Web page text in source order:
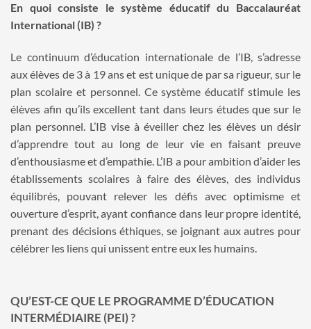
En quoi consiste le système éducatif du Baccalauréat
International (IB) ?
Le continuum d’éducation internationale de l’IB, s’adresse
aux élèves de 3 à 19 ans et est unique de par sa rigueur, sur le
plan scolaire et personnel. Ce système éducatif stimule les
élèves afin qu’ils excellent tant dans leurs études que sur le
plan personnel. L’IB vise à éveiller chez les élèves un désir
d’apprendre tout au long de leur vie en faisant preuve
d’enthousiasme et d’empathie. L’IB a pour ambition d’aider les
établissements scolaires à faire des élèves, des individus
équilibrés, pouvant relever les défis avec optimisme et
ouverture d’esprit, ayant confiance dans leur propre identité,
prenant des décisions éthiques, se joignant aux autres pour
célébrer les liens qui unissent entre eux les humains.
QU’EST-CE QUE LE PROGRAMME D’ÉDUCATION
INTERMÉDIAIRE (PEI) ?